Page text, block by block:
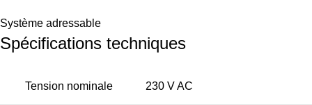
Système adressable
Spécifications techniques
Tension nominale 230 V AC